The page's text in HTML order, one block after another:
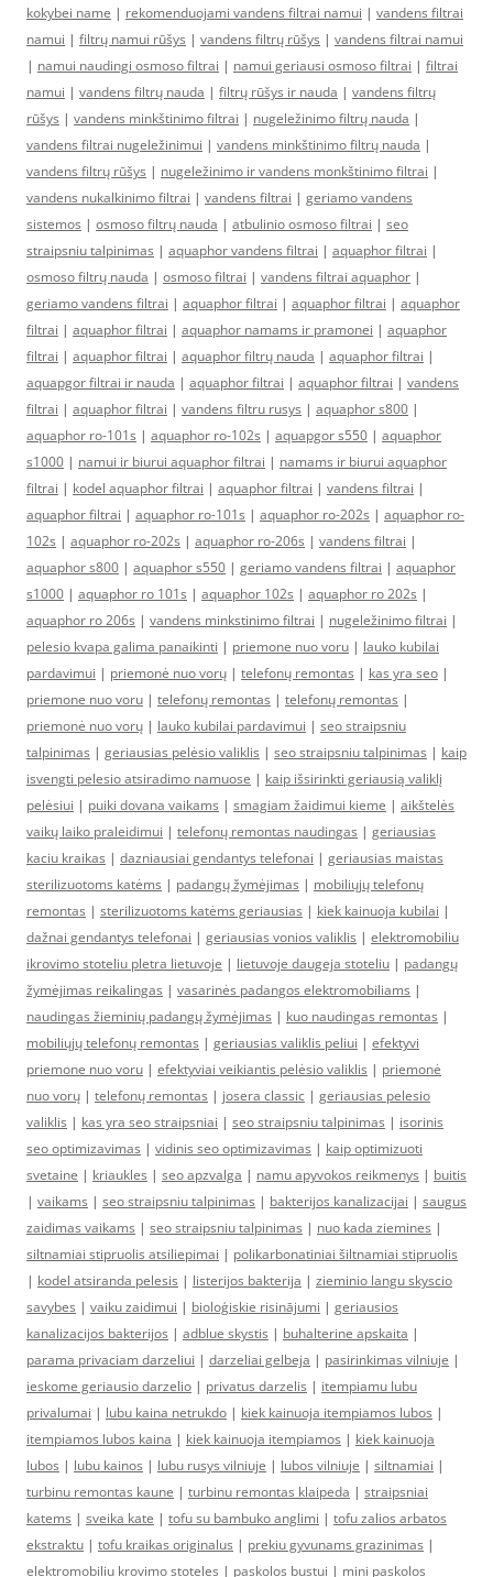
kokybei name | rekomenduojami vandens filtrai namui | vandens filtrai
namui | filtrų namui rūšys | vandens filtrų rūšys | vandens filtrai namui
| namui naudingi osmoso filtrai | namui geriausi osmoso filtrai | filtrai
namui | vandens filtrų nauda | filtrų rūšys ir nauda | vandens filtrų
rūšys | vandens minkštinimo filtrai | nugeležinimo filtrų nauda |
vandens filtrai nugeležinimui | vandens minkštinimo filtrų nauda |
vandens filtrų rūšys | nugeležinimo ir vandens monkštinimo filtrai |
vandens nukalkinimo filtrai | vandens filtrai | geriamo vandens
sistemos | osmoso filtrų nauda | atbulinio osmoso filtrai | seo
straipsniu talpinimas | aquaphor vandens filtrai | aquaphor filtrai |
osmoso filtrų nauda | osmoso filtrai | vandens filtrai aquaphor |
geriamo vandens filtrai | aquaphor filtrai | aquaphor filtrai | aquaphor
filtrai | aquaphor filtrai | aquaphor namams ir pramonei | aquaphor
filtrai | aquaphor filtrai | aquaphor filtrų nauda | aquaphor filtrai |
aquapgor filtrai ir nauda | aquaphor filtrai | aquaphor filtrai | vandens
filtrai | aquaphor filtrai | vandens filtru rusys | aquaphor s800 |
aquaphor ro-101s | aquaphor ro-102s | aquapgor s550 | aquaphor
s1000 | namui ir biurui aquaphor filtrai | namams ir biurui aquaphor
filtrai | kodel aquaphor filtrai | aquaphor filtrai | vandens filtrai |
aquaphor filtrai | aquaphor ro-101s | aquaphor ro-202s | aquaphor ro-
102s | aquaphor ro-202s | aquaphor ro-206s | vandens filtrai |
aquaphor s800 | aquaphor s550 | geriamo vandens filtrai | aquaphor
s1000 | aquaphor ro 101s | aquaphor 102s | aquaphor ro 202s |
aquaphor ro 206s | vandens minkstinimo filtrai | nugeležinimo filtrai |
pelesio kvapa galima panaikinti | priemone nuo voru | lauko kubilai
pardavimui | priemonė nuo vorų | telefonų remontas | kas yra seo |
priemone nuo voru | telefonų remontas | telefonų remontas |
priemonė nuo vorų | lauko kubilai pardavimui | seo straipsniu
talpinimas | geriausias pelėsio valiklis | seo straipsniu talpinimas | kaip
isvengti pelesio atsiradimo namuose | kaip išsirinkti geriausią valiklį
pelėsiui | puiki dovana vaikams | smagiam žaidimui kieme | aikštelės
vaikų laiko praleidimui | telefonų remontas naudingas | geriausias
kaciu kraikas | dazniausiai gendantys telefonai | geriausias maistas
sterilizuotoms katėms | padangų žymėjimas | mobiliųjų telefonų
remontas | sterilizuotoms katėms geriausias | kiek kainuoja kubilai |
dažnai gendantys telefonai | geriausias vonios valiklis | elektromobiliu
ikrovimo stoteliu pletra lietuvoje | lietuvoje daugeja stoteliu | padangų
žymėjimas reikalingas | vasarinės padangos elektromobiliams |
naudingas žieminių padangų žymėjimas | kuo naudingas remontas |
mobiliųjų telefonų remontas | geriausias valiklis peliui | efektyvi
priemone nuo voru | efektyviai veikiantis pelėsio valiklis | priemonė
nuo vorų | telefonų remontas | josera classic | geriausias pelesio
valiklis | kas yra seo straipsniai | seo straipsniu talpinimas | isorinis
seo optimizavimas | vidinis seo optimizavimas | kaip optimizuoti
svetaine | kriaukles | seo apzvalga | namu apyvokos reikmenys | buitis
| vaikams | seo straipsniu talpinimas | bakterijos kanalizacijai | saugus
zaidimas vaikams | seo straipsniu talpinimas | nuo kada ziemines |
siltnamiai stipruolis atsiliepimai | polikarbonatiniai šiltnamiai stipruolis
| kodel atsiranda pelesis | listerijos bakterija | zieminio langu skyscio
savybes | vaiku zaidimui | bioloģiskie risinājumi | geriausios
kanalizacijos bakterijos | adblue skystis | buhalterine apskaita |
parama privaciam darzeliui | darzeliai gelbeja | pasirinkimas vilniuje |
ieskome geriausio darzelio | privatus darzelis | itempiamu lubu
privalumai | lubu kaina netrukdo | kiek kainuoja itempiamos lubos |
itempiamos lubos kaina | kiek kainuoja itempiamos | kiek kainuoja
lubos | lubu kainos | lubu rusys vilniuje | lubos vilniuje | siltnamiai |
turbinu remontas kaune | turbinu remontas klaipeda | straipsniai
katems | sveika kate | tofu su bambuko anglimi | tofu zalios arbatos
ekstraktu | tofu kraikas originalus | prekiu gyvunams grazinimas |
elektromobiliu krovimo stoteles | paskolos bustui | mini paskolos